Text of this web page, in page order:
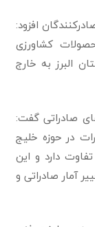
افزود:
کانتینر محصولات کشاورزی
البرز به خارج
صادراتی گفت:
در حوزه خلیج
دارد و این
آمار صادراتی و